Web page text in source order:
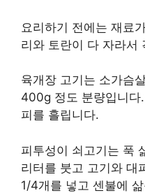
요리하기 전에는 재료
리와 토란이 다 자라서
육개장 고기는 소가슴
400g 정도 분량입니다
피를 흘립니다.
피투성이 쇠고기는 푹
리터를 붓고 고기와 대
1/4개를 넣고 센불에